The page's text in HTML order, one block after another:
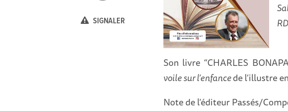
Son livre “CHARLES
voile sur l’enfancede l’illustre
Note de l’éditeur Passés/
SIGNALER